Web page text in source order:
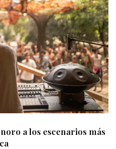
a los escenarios más